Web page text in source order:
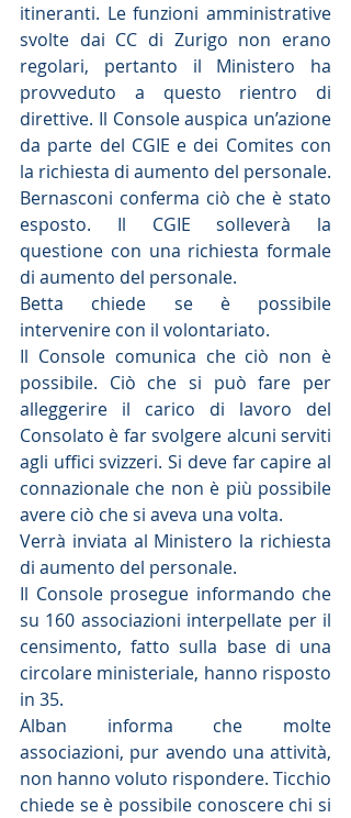
itineranti. Le funzioni amministrative
svolte dai CC di Zurigo non erano
regolari, pertanto il Ministero ha
provveduto a questo rientro di
direttive. Il Console auspica un’azione
da parte del CGIE e dei Comites con
la richiesta di aumento del personale.
Bernasconi conferma ciò che è stato
esposto. Il CGIE solleverà la
questione con una richiesta formale
di aumento del personale.
Betta chiede se è possibile
intervenire con il volontariato.
Il Console comunica che ciò non è
possibile. Ciò che si può fare per
alleggerire il carico di lavoro del
Consolato è far svolgere alcuni serviti
agli uffici svizzeri. Si deve far capire al
connazionale che non è più possibile
avere ciò che si aveva una volta.
Verrà inviata al Ministero la richiesta
di aumento del personale.
Il Console prosegue informando che
su 160 associazioni interpellate per il
censimento, fatto sulla base di una
circolare ministeriale, hanno risposto
in 35.
Alban informa che molte
associazioni, pur avendo una attività,
non hanno voluto rispondere. Ticchio
chiede se è possibile conoscere chi si